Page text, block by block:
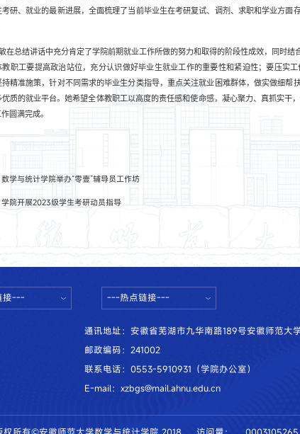
考研、就业的最新进展，全面梳理了当前毕业生在考研复试、调剂、求职和学业方面
在总结讲话中充分肯定了学院前期就业工作所做的努力和取得的阶段性成效，同时
教职工要提高政治站位，充分认识做好毕业生就业工作的重要性和紧迫性；要压实
持精准施策，针对不同需求的毕业生分类指导，重点关注就业困难群体，做实做细帮
优质的就业平台。她希望全体教职工以高度的责任感和使命感，凝心聚力、真抓实干
圆满完成。
数学与统计学院举办“零壹”辅导员工作坊
学院开展2023级学生考研动员指导
接--- ---热点链接---
通讯地址：安徽省芜湖市九华南路189号安徽师范大
邮政编码：241002
联系电话：0553-5910931（学院办公室）
E-mail：xzbgs@mail.ahnu.edu.cn